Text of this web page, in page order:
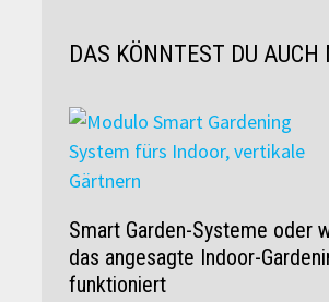
DAS KÖNNTEST DU AUCH
Smart Garden-Systeme oder
das angesagte Indoor-
funktioniert